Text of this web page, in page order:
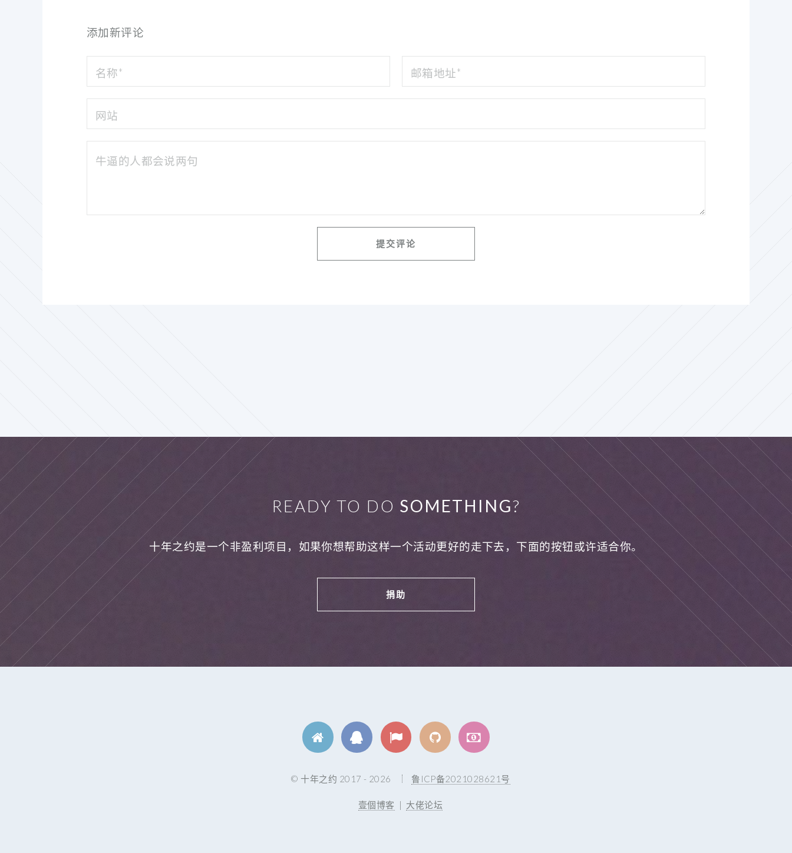
添加新评论
READY TO DO SOMETHING?
十年之约是一个非盈利项目，如果你想帮助这样一个活动更好的走下去，下面的按钮或许适合你。
捐助
© 十年之约 2017 - 2026 鲁ICP备2021028621号
壹個博客 | 大佬论坛